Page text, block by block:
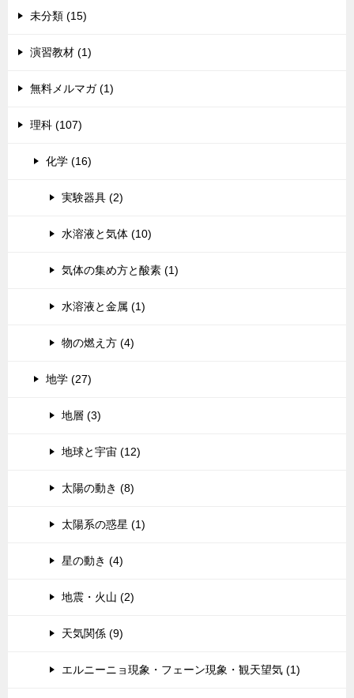
未分類 (15)
演習教材 (1)
無料メルマガ (1)
理科 (107)
化学 (16)
実験器具 (2)
水溶液と気体 (10)
気体の集め方と酸素 (1)
水溶液と金属 (1)
物の燃え方 (4)
地学 (27)
地層 (3)
地球と宇宙 (12)
太陽の動き (8)
太陽系の惑星 (1)
星の動き (4)
地震・火山 (2)
天気関係 (9)
エルニーニョ現象・フェーン現象・観天望気 (1)